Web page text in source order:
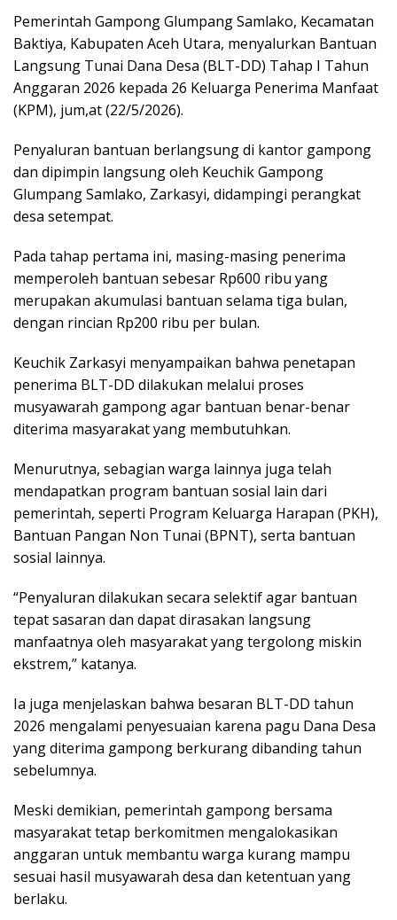
Pemerintah Gampong Glumpang Samlako, Kecamatan
Baktiya, Kabupaten Aceh Utara, menyalurkan Bantuan
Langsung Tunai Dana Desa (BLT-DD) Tahap I Tahun
Anggaran 2026 kepada 26 Keluarga Penerima Manfaat
(KPM), jum,at (22/5/2026).
Penyaluran bantuan berlangsung di kantor gampong
dan dipimpin langsung oleh Keuchik Gampong
Glumpang Samlako, Zarkasyi, didampingi perangkat
desa setempat.
Pada tahap pertama ini, masing-masing penerima
memperoleh bantuan sebesar Rp600 ribu yang
merupakan akumulasi bantuan selama tiga bulan,
dengan rincian Rp200 ribu per bulan.
Keuchik Zarkasyi menyampaikan bahwa penetapan
penerima BLT-DD dilakukan melalui proses
musyawarah gampong agar bantuan benar-benar
diterima masyarakat yang membutuhkan.
Menurutnya, sebagian warga lainnya juga telah
mendapatkan program bantuan sosial lain dari
pemerintah, seperti Program Keluarga Harapan (PKH),
Bantuan Pangan Non Tunai (BPNT), serta bantuan
sosial lainnya.
“Penyaluran dilakukan secara selektif agar bantuan
tepat sasaran dan dapat dirasakan langsung
manfaatnya oleh masyarakat yang tergolong miskin
ekstrem,” katanya.
Ia juga menjelaskan bahwa besaran BLT-DD tahun
2026 mengalami penyesuaian karena pagu Dana Desa
yang diterima gampong berkurang dibanding tahun
sebelumnya.
Meski demikian, pemerintah gampong bersama
masyarakat tetap berkomitmen mengalokasikan
anggaran untuk membantu warga kurang mampu
sesuai hasil musyawarah desa dan ketentuan yang
berlaku.